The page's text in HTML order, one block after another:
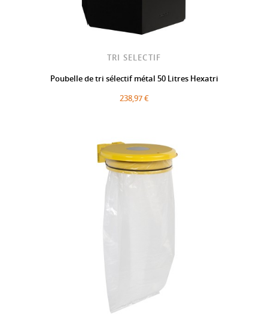
TRI SELECTIF
Poubelle de tri sélectif métal 50 Litres Hexatri
238,97 €